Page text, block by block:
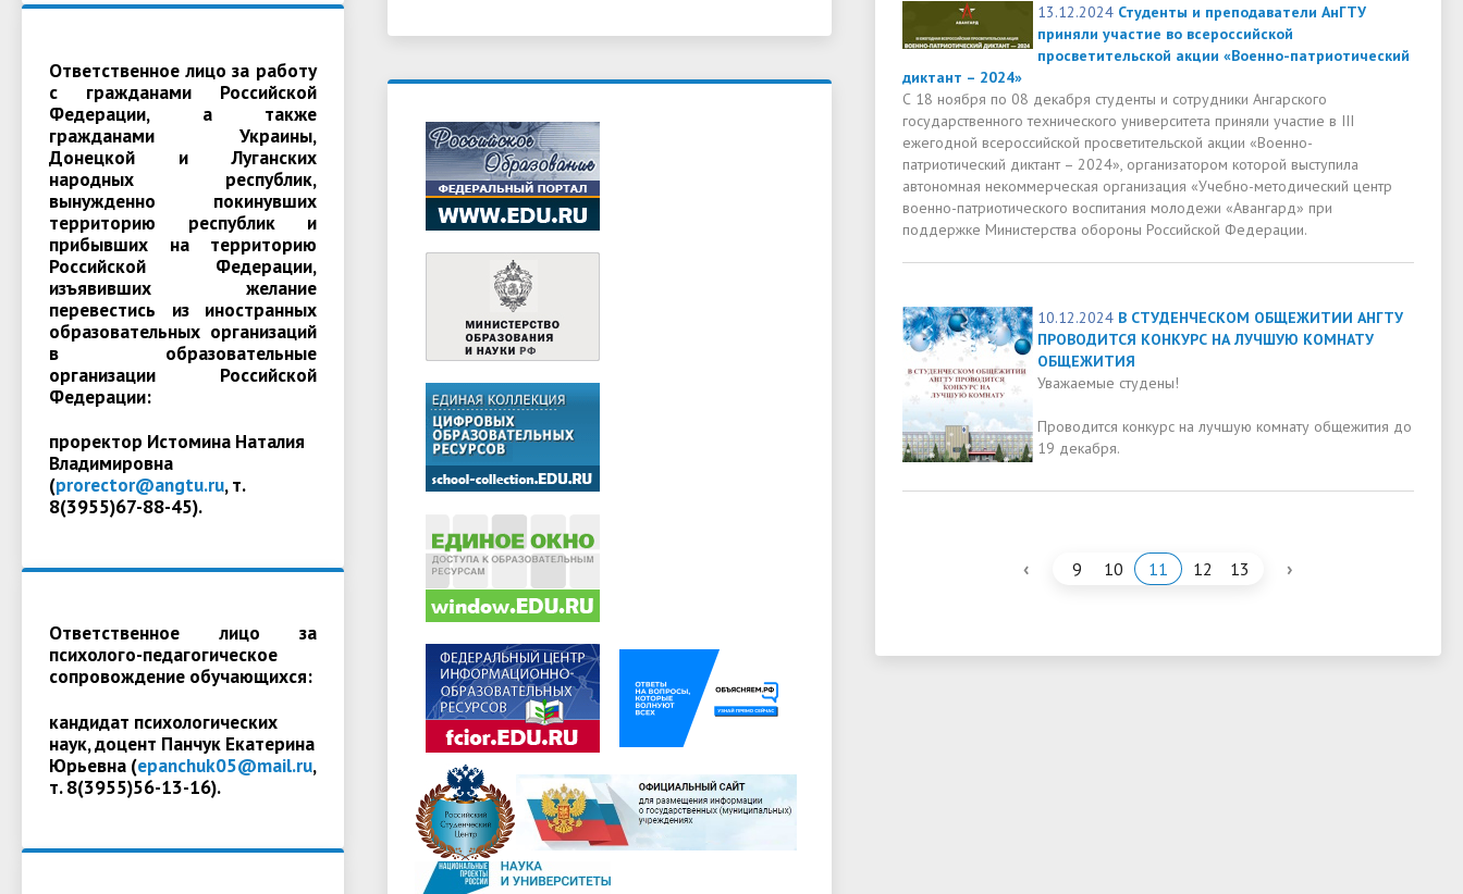
Ответственное лицо за работу
с гражданами Российской
Федерации, а также
гражданами Украины,
Донецкой и Луганских
народных республик,
вынужденно покинувших
территорию республик и
прибывших на территорию
Российской Федерации,
изъявивших желание
перевестись из иностранных
образовательных организаций
в образовательные
организации Российской
Федерации:
проректор Истомина Наталия
Владимировна
(prorector@angtu.ru, т.
8(3955)67-88-45).
Ответственное лицо за
психолого-педагогическое
сопровождение обучающихся:
кандидат психологических
наук, доцент Панчук Екатерина
Юрьевна (epanchuk05@mail.ru,
т. 8(3955)56-13-16).
13.12.2024 Студенты и преподаватели АнГТУ
приняли участие во всероссийской
просветительской акции «Военно-патриотический
диктант – 2024»
С 18 ноября по 08 декабря студенты и сотрудники Ангарского
государственного технического университета приняли участие в III
ежегодной всероссийской просветительской акции «Военно-
патриотический диктант – 2024», организатором которой выступила
автономная некоммерческая организация «Учебно-методический центр
военно-патриотического воспитания молодежи «Авангард» при
поддержке Министерства обороны Российской Федерации.
10.12.2024 В СТУДЕНЧЕСКОМ ОБЩЕЖИТИИ АНГТУ
ПРОВОДИТСЯ КОНКУРС НА ЛУЧШУЮ КОМНАТУ
ОБЩЕЖИТИЯ
Уважаемые студены!
Проводится конкурс на лучшую комнату общежития до
19 декабря.
‹ 9 10 11 12 13 ›